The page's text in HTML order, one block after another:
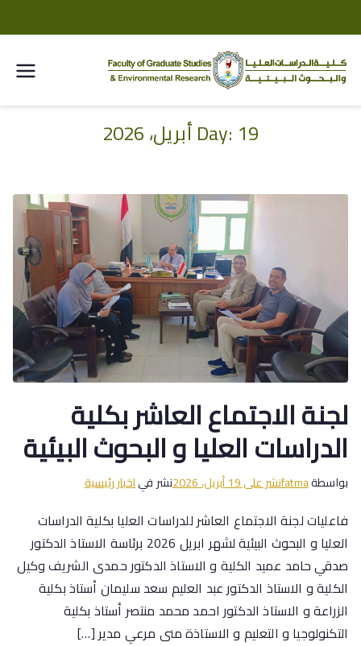
كلية
الدراسا
العليا
والبحو
ث
البيئية
Day: 19 أبريل، 2026
لجنة الاجتماع العاشر بكلية
الدراسات العليا و البحوث البيئية
بواسطةfatmaنشر على19 أبريل، 2026 نشر فياخبار رئيسية
فاعليات لجنة الاجتماع العاشر للدراسات العليا بكلية الدراسات
العليا و البحوث البيئية لشهر ابريل 2026 برئاسة الاستاذ الدكتور
صدقي حامد عميد الكلية و الاستاذ الدكتور حمدى الشريف وكيل
الكلية و الاستاذ الدكتور عبد العليم سعد سليمان أستاذ بكلية
الزراعة و الاستاذ الدكتور احمد محمد منتصر أستاذ بكلية
التكنولوجيا و التعليم و الاستاذة منى مرعي مدير […]